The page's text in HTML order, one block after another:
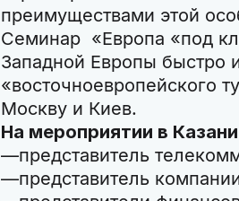
преимуществами этой
Семинар «Европа «под
Западной Европы быстро
«восточноевропейского
Москву и Киев.
На мероприятии в
представитель
представитель